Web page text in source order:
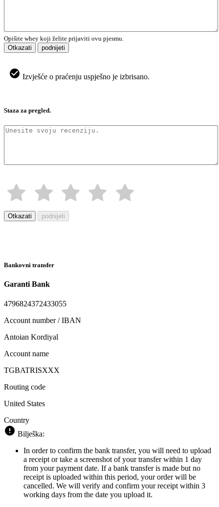
Opišite whey koji želite prijaviti ovu pjesmu.
Otkazati
podnijeti
Izvješće o praćenju uspješno je izbrisano.
Staza za pregled.
Otkazati podnijeti
Bankovni transfer
Garanti Bank
4796824372433055
Account number / IBAN
Antoian Kordiyal
Account name
TGBATRISXXX
Routing code
United States
Country
Bilješka:
In order to confirm the bank transfer, you will need to upload
a receipt or take a screenshot of your transfer within 1 day
from your payment date. If a bank transfer is made but no
receipt is uploaded within this period, your order will be
cancelled. We will verify and confirm your receipt within 3
working days from the date you upload it.